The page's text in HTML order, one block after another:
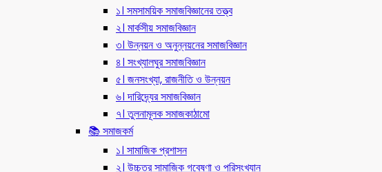
১। সমসাময়িক সমাজবিজ্ঞানের তত্ত্ব
২। মার্কসীয় সমাজবিজ্ঞান
৩। উন্নয়ন ও অনুন্নয়নের সমাজবিজ্ঞান
৪। সংখ্যালঘুর সমাজবিজ্ঞান
৫। জনসংখ্যা, রাজনীতি ও উন্নয়ন
৬। দারিদ্র্যের সমাজবিজ্ঞান
৭। তুলনামূলক সমাজকাঠামো
📚 সমাজকর্ম
১। সামাজিক প্রশাসন
২। উচ্চতর সামাজিক গবেষণা ও পরিসংখ্যান